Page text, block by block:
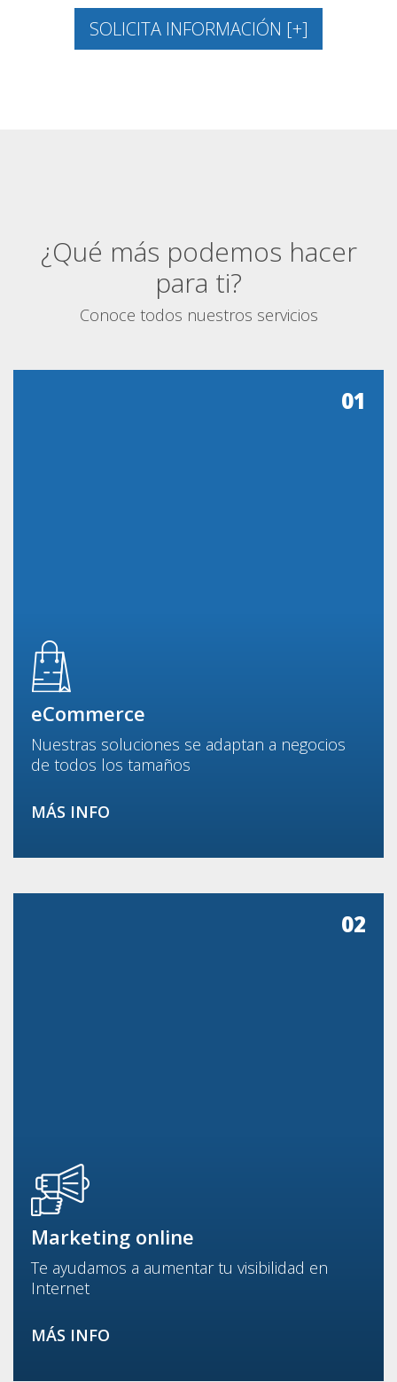
SOLICITA INFORMACIÓN [+]
¿Qué más podemos hacer
para ti?
Conoce todos nuestros servicios
01
eCommerce
Nuestras soluciones se adaptan a negocios
de todos los tamaños
MÁS INFO
02
Marketing online
Te ayudamos a aumentar tu visibilidad en
Internet
MÁS INFO